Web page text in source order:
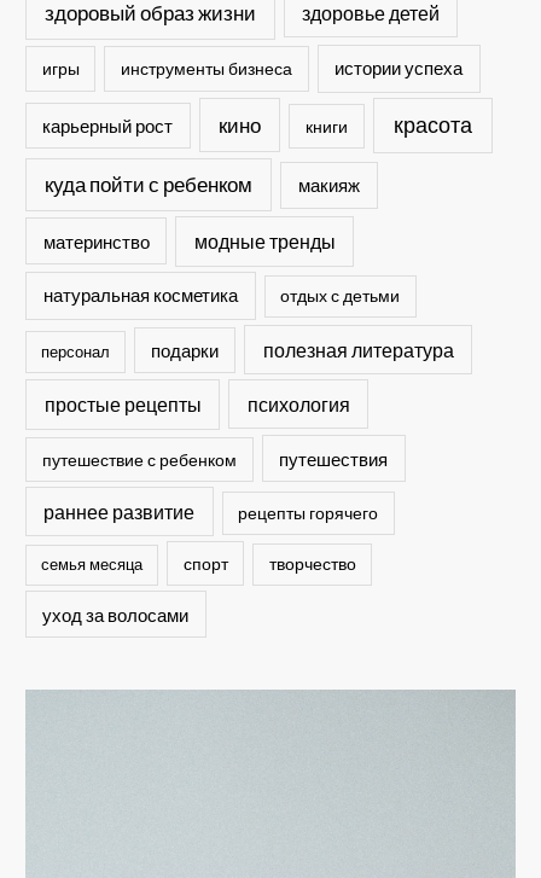
здоровый образ жизни здоровье детей
игры инструменты бизнеса истории успеха
карьерный рост кино книги красота
куда пойти с ребенком макияж
материнство модные тренды
натуральная косметика отдых с детьми
персонал подарки полезная литература
простые рецепты психология
путешествие с ребенком путешествия
раннее развитие рецепты горячего
семья месяца спорт творчество
уход за волосами